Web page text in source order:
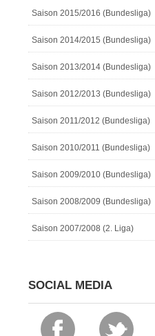
Saison 2015/2016 (Bundesliga)
Saison 2014/2015 (Bundesliga)
Saison 2013/2014 (Bundesliga)
Saison 2012/2013 (Bundesliga)
Saison 2011/2012 (Bundesliga)
Saison 2010/2011 (Bundesliga)
Saison 2009/2010 (Bundesliga)
Saison 2008/2009 (Bundesliga)
Saison 2007/2008 (2. Liga)
SOCIAL MEDIA